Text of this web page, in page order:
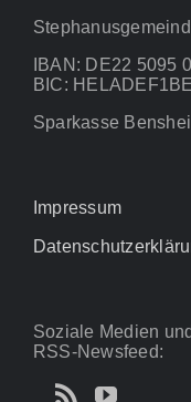
IBAN: DE22 5095
BIC:
Sparkasse
Impressum
Soziale Medien und
RSS-Newsfeed: